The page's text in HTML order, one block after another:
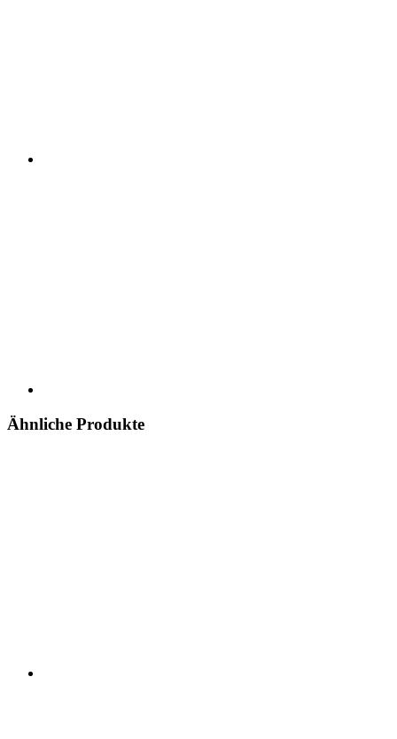
Ähnliche Produkte